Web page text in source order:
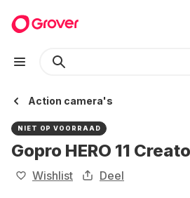
Action camera's
NIET OP VOORRAAD
Gopro HERO 11
Wishlist Deel